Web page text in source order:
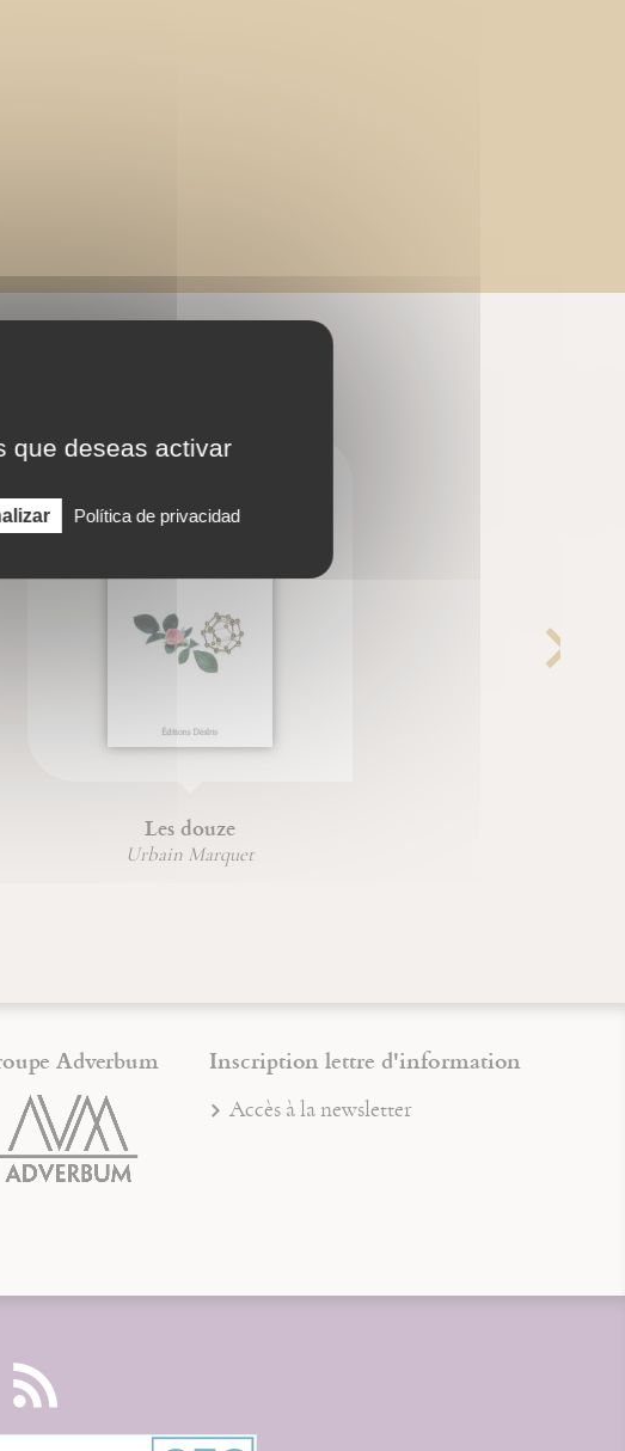
Les douze
Urbain Marquet
Adverbum Inscription lettre d'information
Accès à la newsletter
que deseas activar
Política de privacidad